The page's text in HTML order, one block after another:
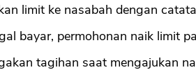
limit ke nasabah dengan
bayar, permohonan naik limit
tagihan saat mengajukan